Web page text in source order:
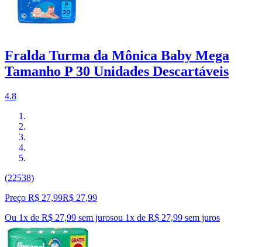
Fralda Turma da Mônica Baby Mega
Tamanho P 30 Unidades Descartáveis
4.8
(22538)
Preço R$ 27,99R$ 27,99
Ou 1x de R$ 27,99 sem jurosou 1x de R$ 27,99 sem juros